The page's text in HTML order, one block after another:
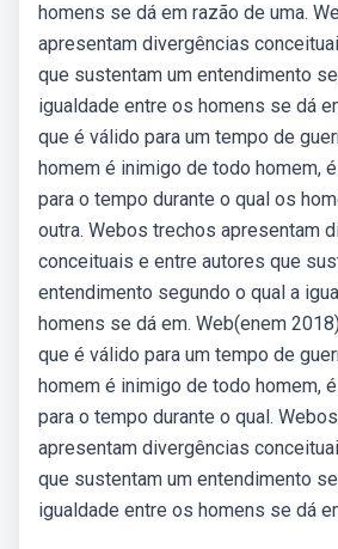
homens se dá em razão de uma.
apresentam divergências
que sustentam um entendimento
igualdade entre os homens se dá
que é válido para um tempo de
homem é inimigo de todo homem,
para o tempo durante o qual os
outra. Webos trechos apresentam
conceituais e entre autores que
entendimento segundo o qual a
homens se dá em. Web(enem
que é válido para um tempo de
homem é inimigo de todo homem,
para o tempo durante o qual.
apresentam divergências
que sustentam um entendimento
igualdade entre os homens se dá